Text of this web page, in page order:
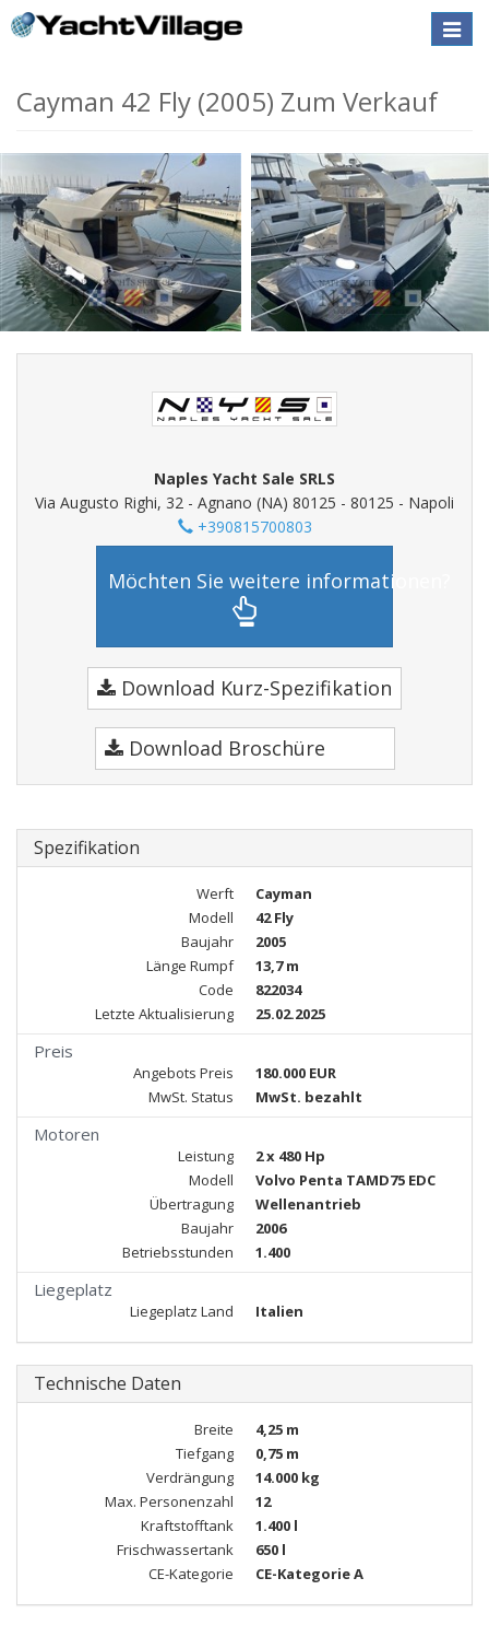
Toggle
Cayman 42 Fly (2005) Zum Verkauf
Naples Yacht Sale SRLS
Via Augusto Righi, 32 - Agnano (NA) 80125 - 80125 - Napoli
+390815700803
Möchten Sie weitere informationen?
Download Kurz-Spezifikation
Download Broschüre
Spezifikation
Werft
Cayman
Modell
42 Fly
Baujahr
2005
Länge Rumpf
13,7 m
Code
822034
Letzte Aktualisierung
25.02.2025
Preis
Angebots Preis
180.000 EUR
MwSt. Status
MwSt. bezahlt
Motoren
Leistung
2 x 480 Hp
Modell
Volvo Penta TAMD75 EDC
Übertragung
Wellenantrieb
Baujahr
2006
Betriebsstunden
1.400
Liegeplatz
Liegeplatz Land Italien
Technische Daten
Breite
4,25 m
Tiefgang
0,75 m
Verdrängung
14.000 kg
Max. Personenzahl
12
Kraftstofftank
1.400 l
Frischwassertank
650 l
CE-Kategorie
CE-Kategorie A